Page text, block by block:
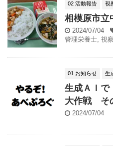
02 活動報告 視
相模原市立
2024/07/04
管理栄養士, 視
01 お知らせ 生
生成ＡＩで
大作戦 そ
2024/07/04